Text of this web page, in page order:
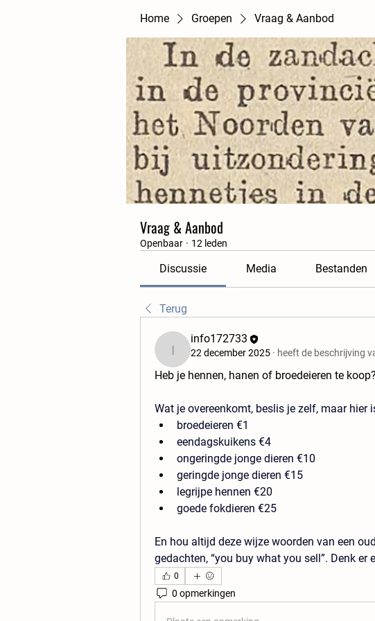
Home Groepen Vraag & Aanbod
Vraag & Aanbod
Openbaar · 12 leden
Discussie Media Bestanden
Terug
info172733
info172733
22 december 2025 · heeft de beschrijving
Heb je hennen, hanen of broedeieren te
Wat je overeenkomt, beslis je zelf, maar hier
broedeieren €1​
eendagskuikens €4​
ongeringde jonge dieren €10​
geringde jonge dieren €15​
legrijpe hennen €20​
goede fokdieren €25
En hou altijd deze wijze woorden van een
gedachten, “you buy what you sell”. Denk er
0
0 opmerkingen